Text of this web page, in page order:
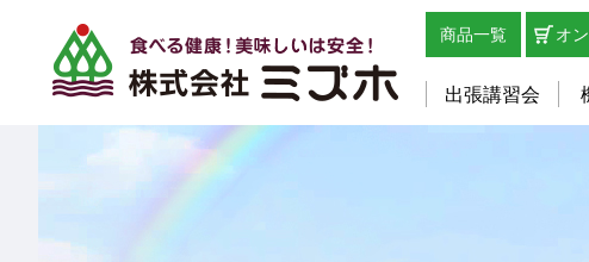
商品一覧 オ
出張講習会